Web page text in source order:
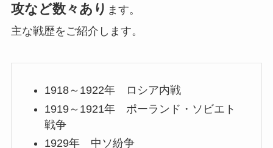
攻など数々あり ます。
主な戦歴をご紹介します。
1918～1922年 ロシア内戦
1919～1921年 ポーランド・ソビエト
戦争
1929年 中ソ紛争